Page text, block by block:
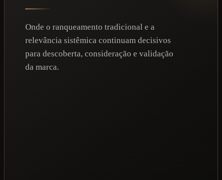
Onde o ranqueamento tradicional e a
relevância sistêmica continuam decisivos
para descoberta, consideração e validação
da marca.